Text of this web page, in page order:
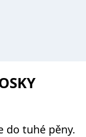
do tuhé pěny.